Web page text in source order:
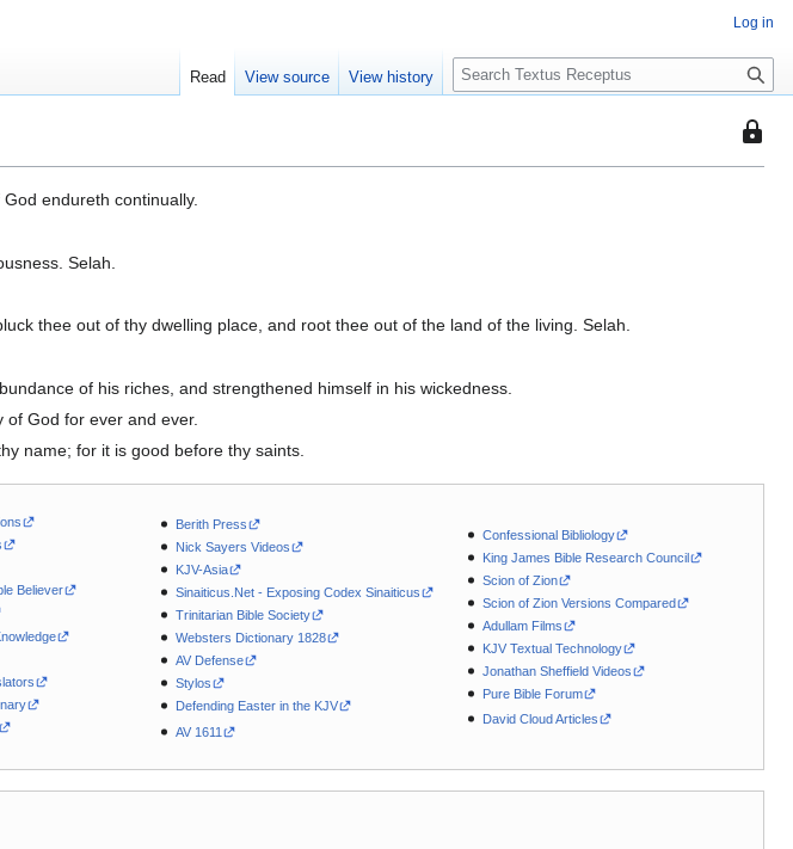
This
endureth continually.
Selah.
thee out of thy dwelling place, and root thee out of the land of the living. Selah.
of his riches, and strengthened himself in his wickedness.
God for ever and ever.
name; for it is good before thy saints.
Believer
Berith Press
Nick Sayers Videos
KJV-Asia
Sinaiticus.Net - Exposing Codex Sinaiticus
Trinitarian Bible Society
Websters Dictionary 1828
AV Defense
Stylos
Defending Easter in the KJV
AV 1611
Confessional Bibliology
King James Bible Research Council
Scion of Zion
Scion of Zion Versions Compared
Adullam Films
KJV Textual Technology
Jonathan Sheffield Videos
Pure Bible Forum
David Cloud Articles
Log in
Read View source View history
S
e
c